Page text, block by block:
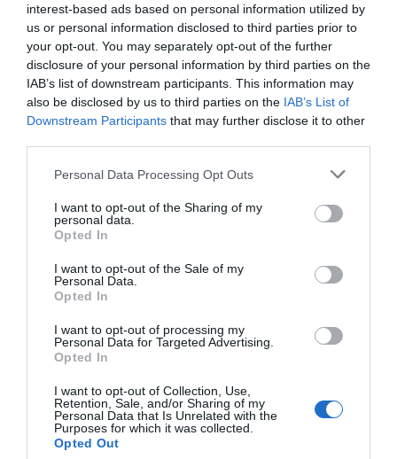
interest-based ads based on personal information utilized by
us or personal information disclosed to third parties prior to
your opt-out. You may separately opt-out of the further
disclosure of your personal information by third parties on the
IAB’s list of downstream participants. This information may
also be disclosed by us to third parties on the IAB’s List of
Downstream Participants that may further disclose it to other
Please note that this website/app uses one or more Google
not limited to your visit or usage behaviour. You may click to
grant or deny consent to Google and its third-party tags to
use your data for below specified purposes in below Google
consent section.
Personal Data Processing Opt Outs
I want to opt-out of the Sharing of my
personal data.
Opted In
I want to opt-out of the Sale of my
Personal Data.
Opted In
I want to opt-out of processing my
Personal Data for Targeted Advertising.
Opted In
I want to opt-out of Collection, Use,
Retention, Sale, and/or Sharing of my
Personal Data that Is Unrelated with the
Purposes for which it was collected.
Opted Out
CRISTIANO RONALDO
“Muda o corpo de todas as mulheres”
PRODUTOS E MARCAS
Conheça a programação de fim-de-semana dos hotéis
da colecção Savoy Signature